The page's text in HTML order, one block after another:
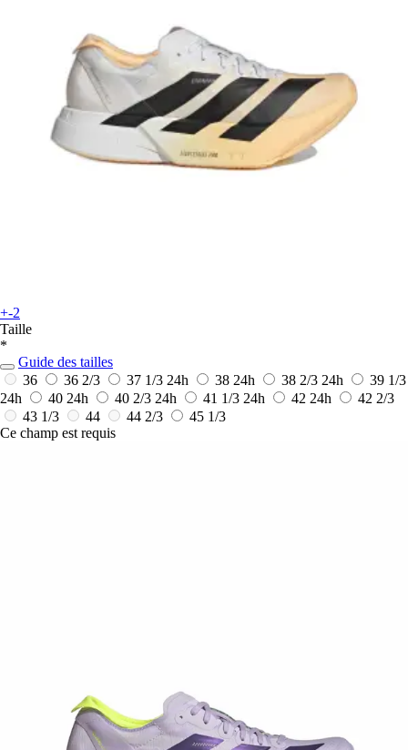
+-2
Taille
*
Guide des tailles
36
36 2/3 37 1/3 24h 38 24h 38 2/3 24h
39 1/3
24h
40 24h 40 2/3 24h 41 1/3 24h 42 24h
42 2/3
43 1/3
44 44 2/3
45 1/3
Ce champ est requis